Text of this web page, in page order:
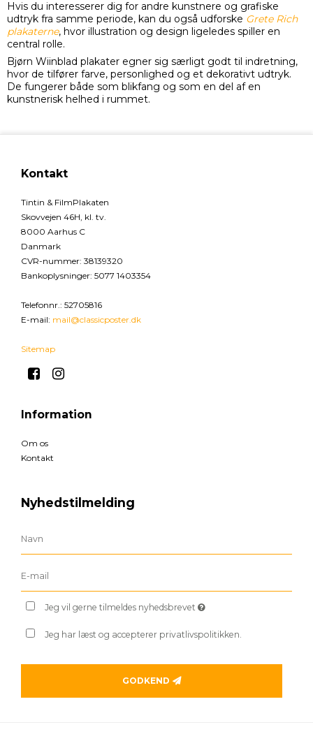
Hvis du interesserer dig for andre kunstnere og grafiske
udtryk fra samme periode, kan du også udforske Grete Rich
plakaterne, hvor illustration og design ligeledes spiller en
central rolle.
Bjørn Wiinblad plakater egner sig særligt godt til indretning,
hvor de tilfører farve, personlighed og et dekorativt udtryk.
De fungerer både som blikfang og som en del af en
kunstnerisk helhed i rummet.
Kontakt
Tintin & FilmPlakaten
Skovvejen 46H, kl. tv.
8000 Aarhus C
Danmark
CVR-nummer: 38139320
Bankoplysninger: 5077 1403354
Telefonnr.: 52705816
E-mail: mail@classicposter.dk
Sitemap
Information
Om os
Kontakt
Nyhedstilmelding
Jeg vil gerne tilmeldes nyhedsbrevet
Jeg har læst og accepterer privatlivspolitikken.
GODKEND